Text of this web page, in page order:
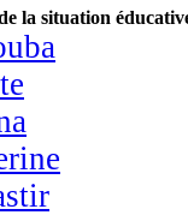
la situation